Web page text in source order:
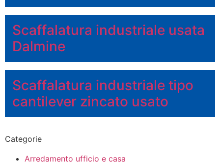
Categorie
Arredamento ufficio e casa
Scaffalatura industriale usata
Dalmine
Scaffalatura industriale tipo
cantilever zincato usato